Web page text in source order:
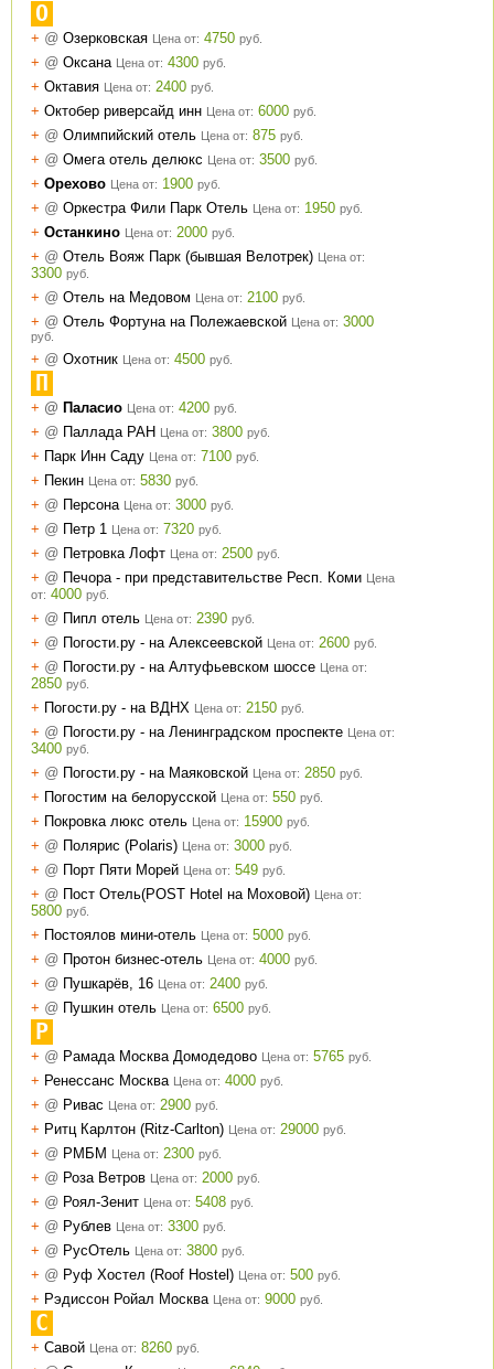
О
+ @ Озерковская Цена от: 4750 руб.
+ @ Оксана Цена от: 4300 руб.
+ Октавия Цена от: 2400 руб.
+ Октобер риверсайд инн Цена от: 6000 руб.
+ @ Олимпийский отель Цена от: 875 руб.
+ @ Омега отель делюкс Цена от: 3500 руб.
+ Орехово Цена от: 1900 руб.
+ @ Оркестра Фили Парк Отель Цена от: 1950 руб.
+ Останкино Цена от: 2000 руб.
+ @ Отель Вояж Парк (бывшая Велотрек) Цена от:
3300 руб.
+ @ Отель на Медовом Цена от: 2100 руб.
+ @ Отель Фортуна на Полежаевской Цена от: 3000
руб.
+ @ Охотник Цена от: 4500 руб.
П
+ @ Паласио Цена от: 4200 руб.
+ @ Паллада РАН Цена от: 3800 руб.
+ Парк Инн Саду Цена от: 7100 руб.
+ Пекин Цена от: 5830 руб.
+ @ Персона Цена от: 3000 руб.
+ @ Петр 1 Цена от: 7320 руб.
+ @ Петровка Лофт Цена от: 2500 руб.
+ @ Печора - при представительстве Респ. Коми
Цена
от: 4000 руб.
+ @ Пипл отель Цена от: 2390 руб.
+ @ Погости.ру - на Алексеевской Цена от: 2600 руб.
+ @ Погости.ру - на Алтуфьевском шоссе Цена от:
2850 руб.
+ Погости.ру - на ВДНХ Цена от: 2150 руб.
+ @ Погости.ру - на Ленинградском проспекте Цена от:
3400 руб.
+ @ Погости.ру - на Маяковской Цена от: 2850 руб.
+ Погостим на белорусской Цена от: 550 руб.
+ Покровка люкс отель Цена от: 15900 руб.
+ @ Полярис (Polaris) Цена от: 3000 руб.
+ @ Порт Пяти Морей Цена от: 549 руб.
+ @ Пост Отель(POST Hotel на Моховой) Цена от:
5800 руб.
+ Постоялов мини-отель Цена от: 5000 руб.
+ @ Протон бизнес-отель Цена от: 4000 руб.
+ @ Пушкарёв, 16 Цена от: 2400 руб.
+ @ Пушкин отель Цена от: 6500 руб.
Р
+ @ Рамада Москва Домодедово Цена от: 5765 руб.
+ Ренессанс Москва Цена от: 4000 руб.
+ @ Ривас Цена от: 2900 руб.
+ Ритц Карлтон (Ritz-Carlton) Цена от: 29000 руб.
+ @ РМБМ Цена от: 2300 руб.
+ @ Роза Ветров Цена от: 2000 руб.
+ @ Роял-Зенит Цена от: 5408 руб.
+ @ Рублев Цена от: 3300 руб.
+ @ РусОтель Цена от: 3800 руб.
+ @ Руф Хостел (Roof Hostel) Цена от: 500 руб.
+ Рэдиссон Ройал Москва Цена от: 9000 руб.
С
+ Савой Цена от: 8260 руб.